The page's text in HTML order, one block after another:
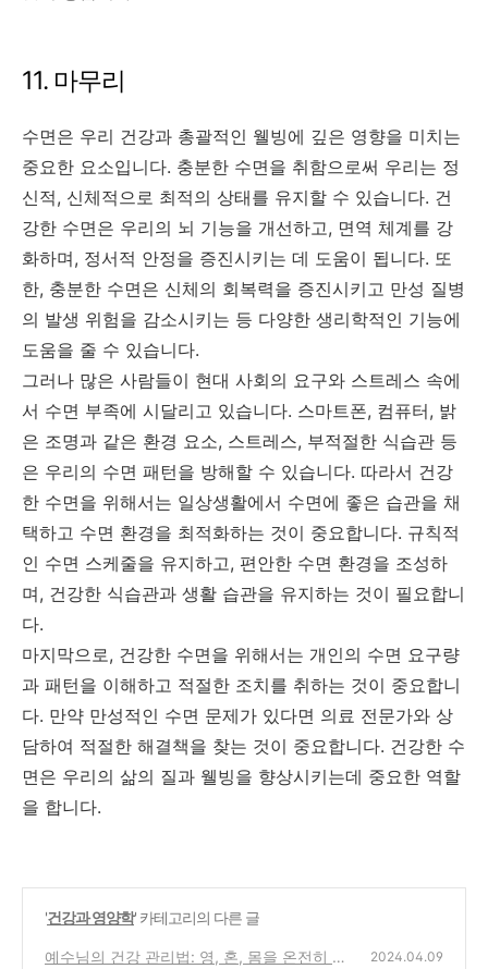
11. 마무리
수면은 우리 건강과 총괄적인 웰빙에 깊은 영향을 미치는
중요한 요소입니다. 충분한 수면을 취함으로써 우리는 정
신적, 신체적으로 최적의 상태를 유지할 수 있습니다. 건
강한 수면은 우리의 뇌 기능을 개선하고, 면역 체계를 강
화하며, 정서적 안정을 증진시키는 데 도움이 됩니다. 또
한, 충분한 수면은 신체의 회복력을 증진시키고 만성 질병
의 발생 위험을 감소시키는 등 다양한 생리학적인 기능에
도움을 줄 수 있습니다.
그러나 많은 사람들이 현대 사회의 요구와 스트레스 속에
서 수면 부족에 시달리고 있습니다. 스마트폰, 컴퓨터, 밝
은 조명과 같은 환경 요소, 스트레스, 부적절한 식습관 등
은 우리의 수면 패턴을 방해할 수 있습니다. 따라서 건강
한 수면을 위해서는 일상생활에서 수면에 좋은 습관을 채
택하고 수면 환경을 최적화하는 것이 중요합니다. 규칙적
인 수면 스케줄을 유지하고, 편안한 수면 환경을 조성하
며, 건강한 식습관과 생활 습관을 유지하는 것이 필요합니
다.
마지막으로, 건강한 수면을 위해서는 개인의 수면 요구량
과 패턴을 이해하고 적절한 조치를 취하는 것이 중요합니
다. 만약 만성적인 수면 문제가 있다면 의료 전문가와 상
담하여 적절한 해결책을 찾는 것이 중요합니다. 건강한 수
면은 우리의 삶의 질과 웰빙을 향상시키는데 중요한 역할
을 합니다.
'건강과 영양학' 카테고리의 다른 글
예수님의 건강 관리법: 영, 혼, 몸을 온전히 치
2024.04.09